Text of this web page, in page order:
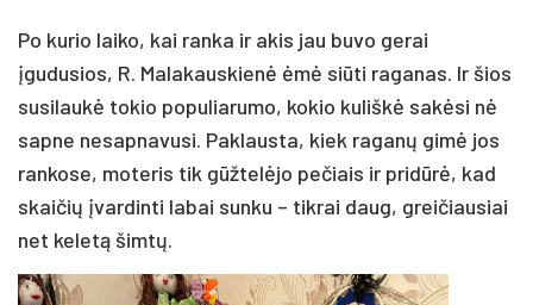
Po kurio laiko, kai ranka ir akis jau buvo gerai
įgudusios, R. Malakauskienė ėmė siūti raganas. Ir šios
susilaukė tokio populiarumo, kokio kuliškė sakėsi nė
sapne nesapnavusi. Paklausta, kiek raganų gimė jos
rankose, moteris tik gūžtelėjo pečiais ir pridūrė, kad
skaičių įvardinti labai sunku – tikrai daug, greičiausiai
net keletą šimtų.